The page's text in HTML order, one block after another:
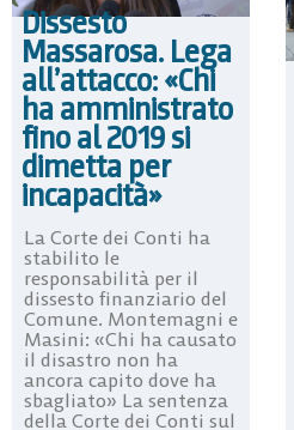
Dissesto
Massarosa. Lega
all’attacco: «Chi
ha amministrato
fino al 2019 si
dimetta per
incapacità»
La Corte dei Conti ha
stabilito le
responsabilità per il
dissesto finanziario del
Comune. Montemagni e
Masini: «Chi ha causato
il disastro non ha
ancora capito dove ha
sbagliato» La sentenza
della Corte dei Conti sul